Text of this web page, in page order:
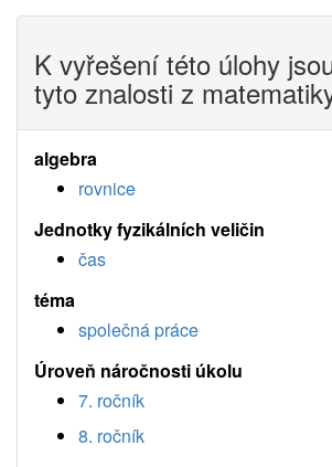
K vyřešení této úlohy
tyto znalosti z
algebra
rovnice
Jednotky fyzikálních veličin
čas
téma
společná práce
Úroveň náročnosti úkolu
7. ročník
8. ročník